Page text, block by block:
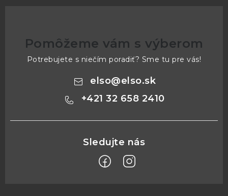
Pomôžeme vám s výberom
Potrebujete s niečím poradiť? Sme tu pre vás!
elso@elso.sk
+421 32 658 2410